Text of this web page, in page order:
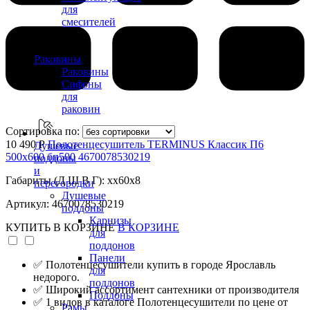
для
смесителей
Раковины
Раковины
Сифоны
для
раковин
Душевые
поддоны
и
перегородки
Душевые
поддоны
Карнизы
для
поддонов
Панели
для
поддонов
Поддоны
Сортировка по:
10 490 РПолотенцесушитель TERMINUS Классик П6
500х600 бп500 4670078530219
Габариты (Д Ш В Г): xx60x8
Артикул: 4670078530219
КУПИТЬ В КОРЗИНЕ В КОРЗИНЕ
✅ Полотенцесушители купить в городе Ярославль
недорого.
✅ Широкий ассортимент сантехники от производителя
✅ 1 видов в каталоге Полотенцесушители по цене от